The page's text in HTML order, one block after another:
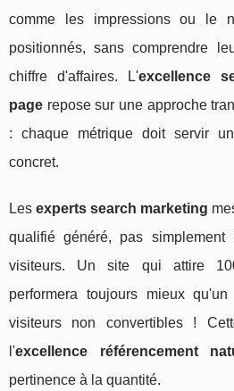
comme les impressions ou le
positionnés, sans comprendre
chiffre d'affaires. L'excellence
page repose sur une approche
: chaque métrique doit servir
concret.
Lesexperts search marketing
qualifié généré, pas
visiteurs. Un site qui attire
performera toujours mieux
visiteurs non convertibles !
l'excellence référencement
pertinence à la quantité.